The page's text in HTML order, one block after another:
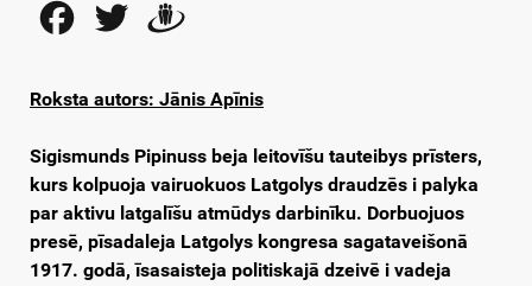
FacebookTwitter
Roksta autors: Jānis Apīnis
Sigismunds Pipinuss beja leitovīšu tauteibys prīsters,
kurs kolpuoja vairuokuos Latgolys draudzēs i palyka
par aktivu latgalīšu atmūdys darbinīku. Dorbuojuos
presē, pīsadaleja Latgolys kongresa sagataveišonā
1917. godā, īsasaisteja politiskajā dzeivē i vadeja